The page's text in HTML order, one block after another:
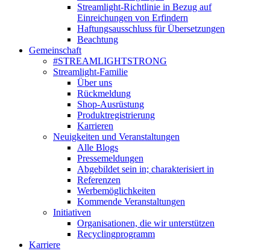
Streamlight-Richtlinie in Bezug auf
Einreichungen von Erfindern
Haftungsausschluss für Übersetzungen
Beachtung
Gemeinschaft
#STREAMLIGHTSTRONG
Streamlight-Familie
Über uns
Rückmeldung
Shop-Ausrüstung
Produktregistrierung
Karrieren
Neuigkeiten und Veranstaltungen
Alle Blogs
Pressemeldungen
Abgebildet sein in; charakterisiert in
Referenzen
Werbemöglichkeiten
Kommende Veranstaltungen
Initiativen
Organisationen, die wir unterstützen
Recyclingprogramm
Karriere